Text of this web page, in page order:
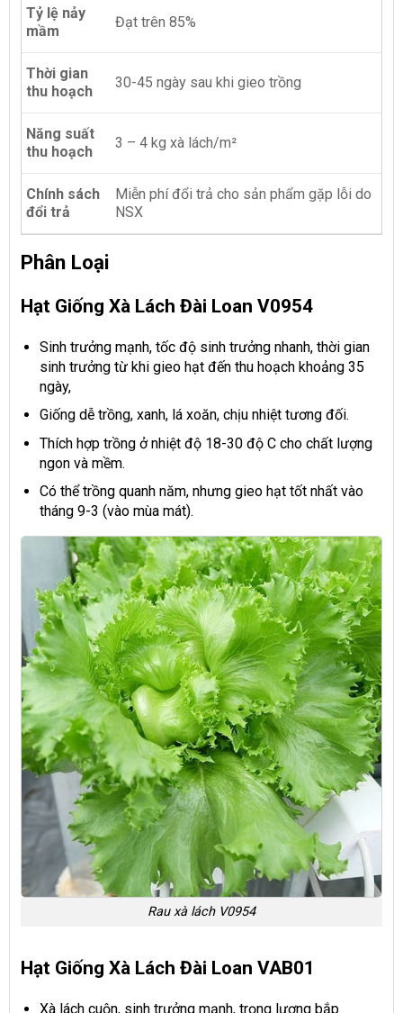
Tỷ lệ nảy
mầm
Đạt trên 85%
Thời gian
thu hoạch
30-45 ngày sau khi gieo trồng
Năng suất
thu hoạch
3 – 4 kg xà lách/m²
Chính sách
đổi trả
Miễn phí đổi trả cho sản phẩm gặp lỗi do
NSX
Phân Loại
Hạt Giống Xà Lách Đài Loan V0954
Sinh trưởng mạnh, tốc độ sinh trưởng nhanh, thời gian
sinh trưởng từ khi gieo hạt đến thu hoạch khoảng 35
ngày,
Giống dễ trồng, xanh, lá xoăn, chịu nhiệt tương đối.
Thích hợp trồng ở nhiệt độ 18-30 độ C cho chất lượng
ngon và mềm.
Có thể trồng quanh năm, nhưng gieo hạt tốt nhất vào
tháng 9-3 (vào mùa mát).
Rau xà lách V0954
Hạt Giống Xà Lách Đài Loan VAB01
Xà lách cuộn, sinh trưởng mạnh, trọng lượng bắp